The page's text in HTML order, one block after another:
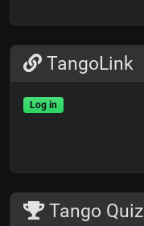
TangoLink
Log in
Tango Quiz